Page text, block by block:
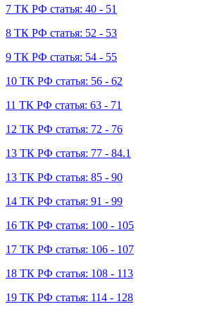
7 ТК РФ статья: 40 - 51
8 ТК РФ статья: 52 - 53
9 ТК РФ статья: 54 - 55
10 ТК РФ статья: 56 - 62
11 ТК РФ статья: 63 - 71
12 ТК РФ статья: 72 - 76
13 ТК РФ статья: 77 - 84.1
13 ТК РФ статья: 85 - 90
14 ТК РФ статья: 91 - 99
16 ТК РФ статья: 100 - 105
17 ТК РФ статья: 106 - 107
18 ТК РФ статья: 108 - 113
19 ТК РФ статья: 114 - 128